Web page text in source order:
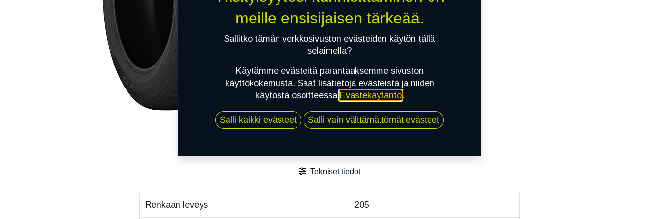
Toimitusehdot
Tekniset tiedot
Renkaan leveys 205
meille ensisijaisen tärkeää.
Sallitko tämän verkkosivuston evästeiden käytön tällä
selaimella?
Käytämme evästeitä parantaaksemme sivuston
käyttökokemusta. Saat lisätietoja evästeistä ja niiden
käytöstä osoitteessa Evästekäytäntö.
Salli kaikki evästeet Salli vain välttämättömät evästeet